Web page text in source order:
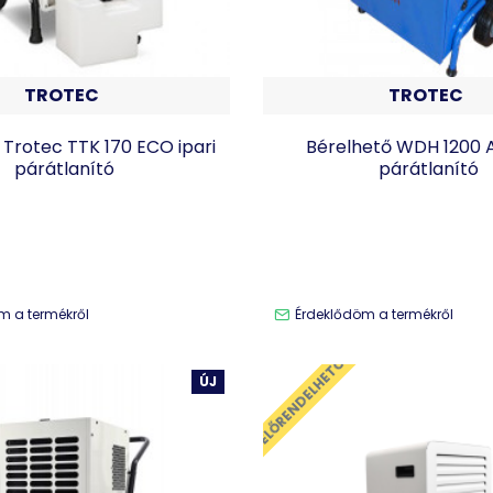
TROTEC
TTK 170 ECO ipari
párátlanító
a termékről
TROTEC
Bérelhető WDH 1200
párátlanító
Érdeklődöm a termékről
ÚJ ELŐRENDELHETŐ